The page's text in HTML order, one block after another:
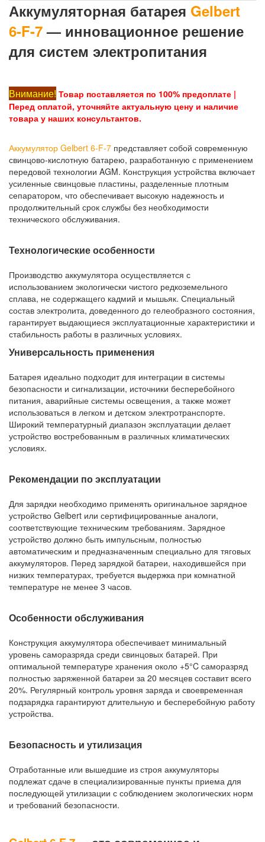
Аккумуляторная батарея Gelbert
6-F-7— инновационное решение
для систем электропитания
Внимание! Товар поставляется по 100% предоплате |
Перед оплатой, уточняйте актуальную цену и наличие
товара у наших консультантов.
Аккумулятор Gelbert 6-F-7 представляет собой современную
свинцово-кислотную батарею, разработанную с применением
передовой технологии AGM. Конструкция устройства включает
усиленные свинцовые пластины, разделенные плотным
сепаратором, что обеспечивает высокую надежность и
продолжительный срок службы без необходимости
технического обслуживания.
Технологические особенности
Производство аккумулятора осуществляется с
использованием экологически чистого редкоземельного
сплава, не содержащего кадмий и мышьяк. Специальный
состав электролита, доведенного до гелеобразного состояния,
гарантирует выдающиеся эксплуатационные характеристики и
стабильность работы в различных условиях.
Универсальность применения
Батарея идеально подходит для интеграции в системы
безопасности и сигнализации, источники бесперебойного
питания, аварийные системы освещения, а также может
использоваться в легком и детском электротранспорте.
Широкий температурный диапазон эксплуатации делает
устройство востребованным в различных климатических
условиях.
Рекомендации по эксплуатации
Для зарядки необходимо применять оригинальное зарядное
устройство Gelbert или сертифицированные аналоги,
соответствующие техническим требованиям. Зарядное
устройство должно быть импульсным, полностью
автоматическим и предназначенным специально для тяговых
аккумуляторов. Перед зарядкой батареи, находившейся при
низких температурах, требуется выдержка при комнатной
температуре не менее 3 часов.
Особенности обслуживания
Конструкция аккумулятора обеспечивает минимальный
уровень саморазряда среди свинцовых батарей. При
оптимальной температуре хранения около +5°C саморазряд
полностью заряженной батареи за 20 месяцев составит всего
20%. Регулярный контроль уровня заряда и своевременная
подзарядка гарантируют длительную и бесперебойную работу
устройства.
Безопасность и утилизация
Отработанные или вышедшие из строя аккумуляторы
подлежат сдаче в специализированные пункты приема для
последующей утилизации с соблюдением экологических норм
и требований безопасности.